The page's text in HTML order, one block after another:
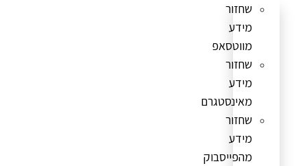
שחזור
מידע
מווטסאפ
שחזור
מידע
מאינסטגרם
שחזור
מידע
מהפייסבוק